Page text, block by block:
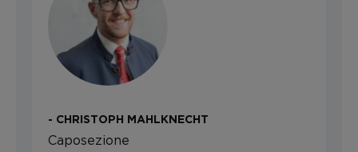
- CHRISTOPH MAHLKNECHT
Caposezione